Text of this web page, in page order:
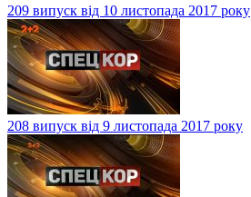
209 випуск від 10 листопада 2017 року
208 випуск від 9 листопада 2017 року